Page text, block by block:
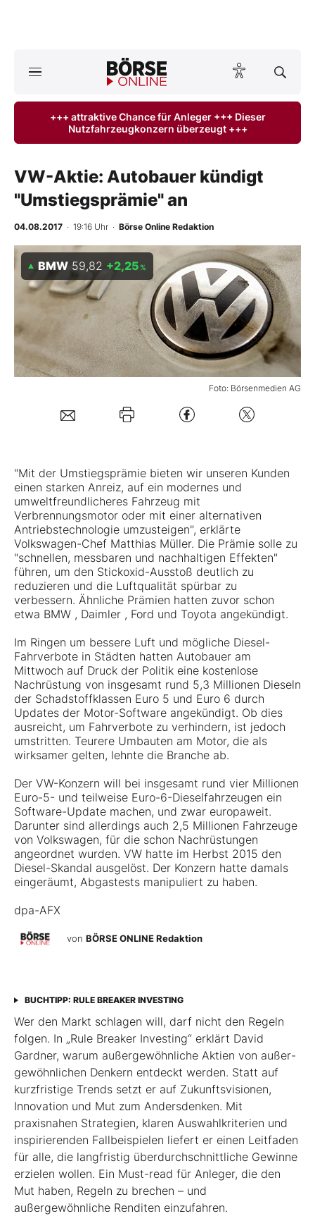
ktuelle Ausgabe BÖRSE ONLINE lesen
Anlageprodukte
Finanz-Check
BO-Musterdepots
Mein B:O
Kontakt
+++ attraktive Chance für Anleger +++ Dieser
Nutzfahrzeugkonzern überzeugt +++
VW-Aktie: Autobauer kündigt
"Umstiegsprämie" an
04.08.2017 · 19:16 Uhr · Börse Online Redaktion
Foto: Börsenmedien AG
BMW 59,82 +2,25 %
"Mit der Umstiegsprämie bieten wir unseren Kunden
einen starken Anreiz, auf ein modernes und
umweltfreundlicheres Fahrzeug mit
Verbrennungsmotor oder mit einer alternativen
Antriebstechnologie umzusteigen", erklärte
Volkswagen-Chef Matthias Müller. Die Prämie solle zu
"schnellen, messbaren und nachhaltigen Effekten"
führen, um den Stickoxid-Ausstoß deutlich zu
reduzieren und die Luftqualität spürbar zu
verbessern. Ähnliche Prämien hatten zuvor schon
etwa BMW , Daimler , Ford und Toyota angekündigt.
Im Ringen um bessere Luft und mögliche Diesel-
Fahrverbote in Städten hatten Autobauer am
Mittwoch auf Druck der Politik eine kostenlose
Nachrüstung von insgesamt rund 5,3 Millionen Dieseln
der Schadstoffklassen Euro 5 und Euro 6 durch
Updates der Motor-Software angekündigt. Ob dies
ausreicht, um Fahrverbote zu verhindern, ist jedoch
umstritten. Teurere Umbauten am Motor, die als
wirksamer gelten, lehnte die Branche ab.
Der VW-Konzern will bei insgesamt rund vier Millionen
Euro-5- und teilweise Euro-6-Dieselfahrzeugen ein
Software-Update machen, und zwar europaweit.
Darunter sind allerdings auch 2,5 Millionen Fahrzeuge
von Volkswagen, für die schon Nachrüstungen
angeordnet wurden. VW hatte im Herbst 2015 den
Diesel-Skandal ausgelöst. Der Konzern hatte damals
eingeräumt, Abgastests manipuliert zu haben.
dpa-AFX
von BÖRSE ONLINE Redaktion
BUCHTIPP: RULE BREAKER INVESTING
Wer den Markt schlagen will, darf nicht den Regeln
folgen. In „Rule Breaker Investing“ erklärt David
Gardner, warum außergewöhnliche Aktien von außer­
gewöhnlichen Denkern entdeckt werden. Statt auf
kurzfristige Trends setzt er auf Zukunftsvisionen,
Innovation und Mut zum Andersdenken. Mit
praxisnahen Strategien, klaren Auswahlkriterien und
inspirierenden Fallbeispielen liefert er einen Leit­faden
für alle, die langfristig überdurchschnittliche Gewinne
erzielen wollen. Ein Must-read für Anleger, die den
Mut haben, Regeln zu brechen – und
außergewöhnliche Renditen einzufahren.